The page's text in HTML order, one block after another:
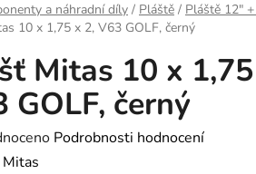
a náhradní díly / Pláště / Pláště 12"
10 x 1,75 x 2, V63 GOLF, černý
Mitas 10 x
GOLF, černý
Podrobnosti hodnocení
Mitas